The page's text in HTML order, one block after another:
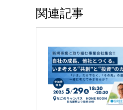
関連記事